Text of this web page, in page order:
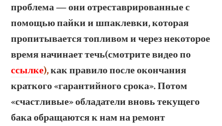
проблема — они отреставрированные с
помощью пайки и шпаклевки, которая
пропитывается топливом и через некоторое
время начинает течь(смотрите видео по
ссылке),как правило после окончания
краткого «гарантийного срока». Потом
«счастливые» обладатели вновь текущего
бака обращаются к нам на ремонт